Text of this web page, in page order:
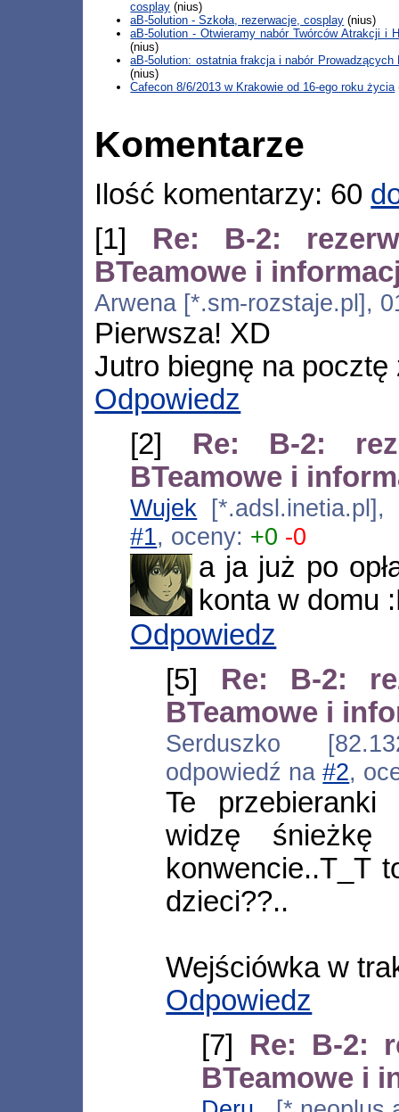
cosplay (nius)
aB-5olution - Szkoła, rezerwacje, cosplay (nius)
aB-5olution - Otwieramy nabór Twórców Atrakcji i
(nius)
aB-5olution: ostatnia frakcja i nabór Prowadzących
(nius)
Cafecon 8/6/2013 w Krakowie od 16-ego roku życia
Komentarze
Ilość komentarzy: 60
[1] Re: B-2:
BTeamowe i
Arwena [*.sm-rozstaje.pl],
Pierwsza! XD
Jutro biegnę na pocztę
Odpowiedz
[2] Re: B-2:
BTeamowe i
Wujek
#1, oceny: +0 -0
a ja już po
konta w domu
Odpowiedz
[5] Re: B-2:
BTeamowe i
Serduszko
odpowiedź na#2,
Te przebieranki
widzę
konwencie..T_T
dzieci??..
Wejściówka w
Odpowiedz
[7] Re: B-2:
BTeamowe i